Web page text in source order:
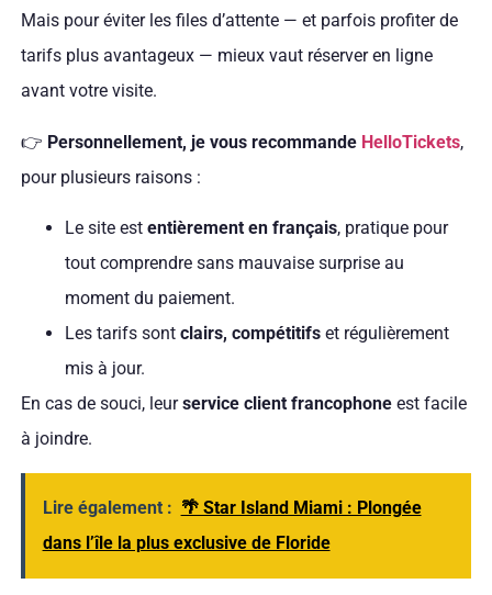
Mais pour éviter les files d’attente — et parfois profiter de
tarifs plus avantageux — mieux vaut réserver en ligne
avant votre visite.
👉 Personnellement, je vous recommandeHelloTickets,
pour plusieurs raisons :
Le site est entièrement en français, pratique pour
tout comprendre sans mauvaise surprise au
moment du paiement.
Les tarifs sont clairs, compétitifset régulièrement
mis à jour.
En cas de souci, leurservice client francophoneest facile
à joindre.
Lire également : 🌴 Star Island Miami : Plongée
dans l’île la plus exclusive de Floride